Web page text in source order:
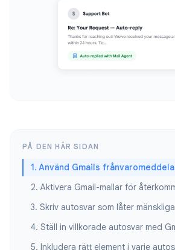
PÅ DEN HÄR SIDAN
2. Aktivera Gmail-mallar för
3. Skriv autosvar som låter mänskliga
4. Ställ in villkorade autosvar med
5. Inkludera rätt element i varje